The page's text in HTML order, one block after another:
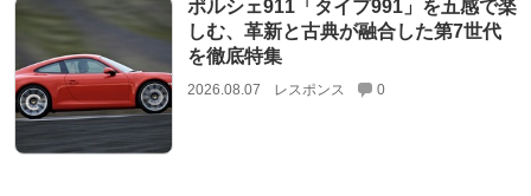
ポルシェ911「タイプ991」を五感で楽
しむ、革新と古典が融合した第7世代
を徹底特集
2026.08.07 レスポンス 0